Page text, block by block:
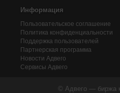
Информация
Пользовательское соглашение
Политика конфиденциальности
Поддержка пользователей
Партнерская программа
Новости Адвего
Сервисы Адвего
© Адвего — биржа